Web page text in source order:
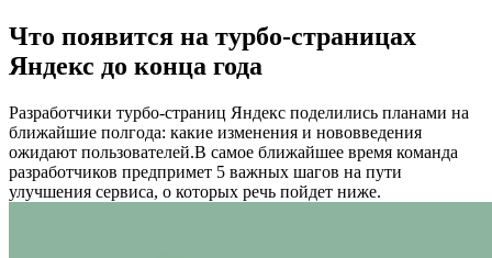
Что появится на турбо-страницах
Яндекс до конца года
Разработчики турбо-страниц Яндекс поделились планами на
ближайшие полгода: какие изменения и нововведения
ожидают пользователей.В самое ближайшее время команда
разработчиков предпримет 5 важных шагов на пути
улучшения сервиса, о которых речь пойдет ниже.